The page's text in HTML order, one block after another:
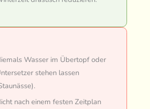
Wasser im Übertopf oder
stehen lassen
nach einem festen Zeitplan